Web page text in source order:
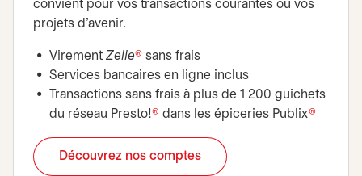
convient pour vos transactions courantes ou vos
projets d’avenir.
Virement Zelle® sans frais
Services bancaires en ligne inclus
Transactions sans frais à plus de 1 200 guichets
du réseau Presto!® dans les épiceries Publix®
Découvrez nos comptes